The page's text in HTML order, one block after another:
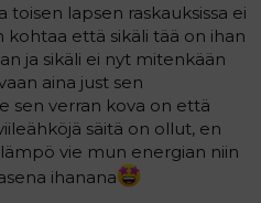
toisen lapsen raskauksissa ei
että sikäli tää on ihan
ja sikäli ei nyt mitenkään
aina just sen
sen verran kova on että
säitä on ollut, en
vie mun energian niin
ihanana